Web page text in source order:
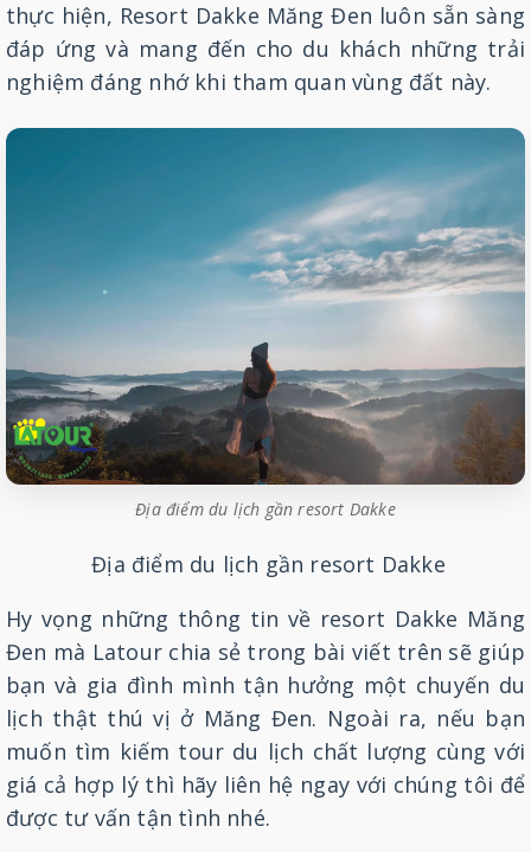
thực hiện, Resort Dakke Măng Đen luôn sẵn sàng
đáp ứng và mang đến cho du khách những trải
nghiệm đáng nhớ khi tham quan vùng đất này.
Địa điểm du lịch gần resort Dakke
Địa điểm du lịch gần resort Dakke
Hy vọng những thông tin về resort Dakke Măng
Đen mà Latour chia sẻ trong bài viết trên sẽ giúp
bạn và gia đình mình tận hưởng một chuyến du
lịch thật thú vị ở Măng Đen. Ngoài ra, nếu bạn
muốn tìm kiếm tour du lịch chất lượng cùng với
giá cả hợp lý thì hãy liên hệ ngay với chúng tôi để
được tư vấn tận tình nhé.